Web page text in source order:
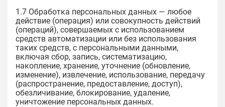
1.7 Обработка персональных данных — любое
действие (операция) или совокупность действий
(операций), совершаемых с использованием
средств автоматизации или без использования
таких средств, с персональными данными,
включая сбор, запись, систематизацию,
накопление, хранение, уточнение (обновление,
изменение), извлечение, использование, передачу
(распространение, предоставление, доступ),
обезличивание, блокирование, удаление,
уничтожение персональных данных.